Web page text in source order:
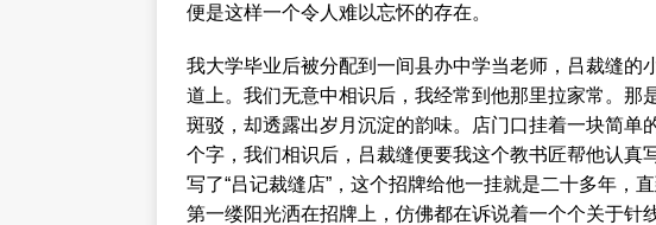
便是这样一个令人难以忘怀的存在。
我大学毕业后被分配到一间县办中学当老师，吕裁缝的
道上。我们无意中相识后，我经常到他那里拉家常。那
斑驳，却透露出岁月沉淀的韵味。店门口挂着一块简单
个字，我们相识后，吕裁缝便要我这个教书匠帮他认真
写了“吕记裁缝店”，这个招牌给他一挂就是二十多年，
第一缕阳光洒在招牌上，仿佛都在诉说着一个个关于针